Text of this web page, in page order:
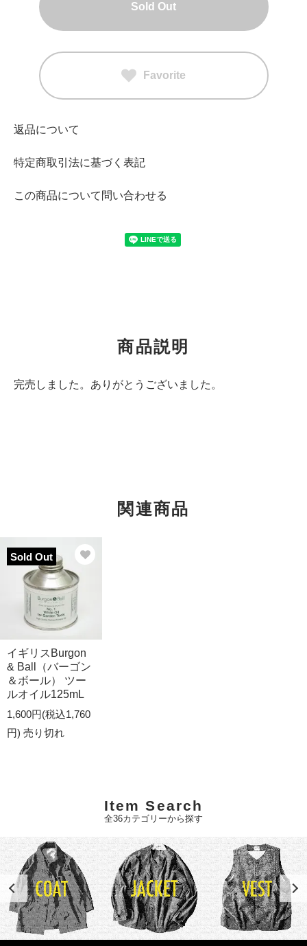
Sold Out
Favorite
返品について
特定商取引法に基づく表記
この商品について問い合わせる
商品説明
完売しました。ありがとうございました。
関連商品
Sold Out
イギリスBurgon
& Ball（バーゴン
＆ボール） ツー
ルオイル125mL
1,600円(税込1,760
円) 売り切れ
Item Search
全36カテゴリーから探す